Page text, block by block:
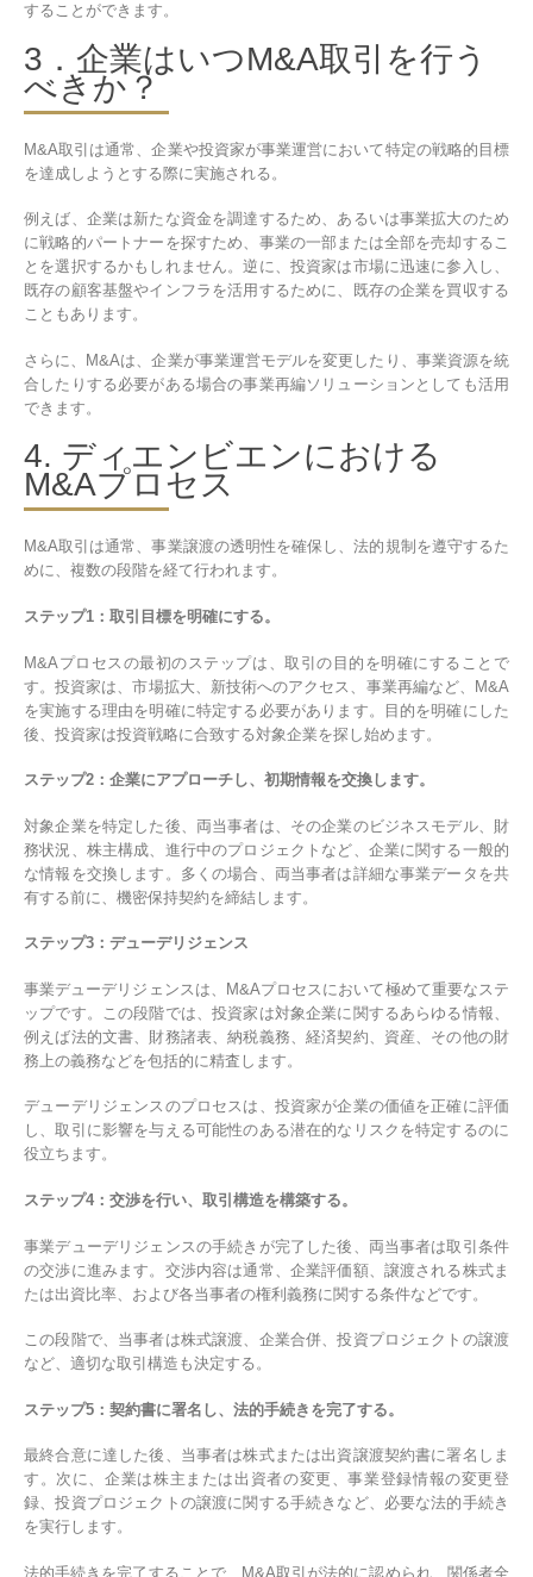
することができます。
3．企業はいつM&A取引を行う
べきか？
M&A取引は通常、企業や投資家が事業運営において特定の戦略的目標
を達成しようとする際に実施される。
例えば、企業は新たな資金を調達するため、あるいは事業拡大のため
に戦略的パートナーを探すため、事業の一部または全部を売却するこ
とを選択するかもしれません。逆に、投資家は市場に迅速に参入し、
既存の顧客基盤やインフラを活用するために、既存の企業を買収する
こともあります。
さらに、M&Aは、企業が事業運営モデルを変更したり、事業資源を統
合したりする必要がある場合の事業再編ソリューションとしても活用
できます。
4. ディエンビエンにおける
M&Aプロセス
M&A取引は通常、事業譲渡の透明性を確保し、法的規制を遵守するた
めに、複数の段階を経て行われます。
ステップ1：取引目標を明確にする。
M&Aプロセスの最初のステップは、取引の目的を明確にすることで
す。投資家は、市場拡大、新技術へのアクセス、事業再編など、M&A
を実施する理由を明確に特定する必要があります。目的を明確にした
後、投資家は投資戦略に合致する対象企業を探し始めます。
ステップ2：企業にアプローチし、初期情報を交換します。
対象企業を特定した後、両当事者は、その企業のビジネスモデル、財
務状況、株主構成、進行中のプロジェクトなど、企業に関する一般的
な情報を交換します。多くの場合、両当事者は詳細な事業データを共
有する前に、機密保持契約を締結します。
ステップ3：デューデリジェンス
事業デューデリジェンスは、M&Aプロセスにおいて極めて重要なステ
ップです。この段階では、投資家は対象企業に関するあらゆる情報、
例えば法的文書、財務諸表、納税義務、経済契約、資産、その他の財
務上の義務などを包括的に精査します。
デューデリジェンスのプロセスは、投資家が企業の価値を正確に評価
し、取引に影響を与える可能性のある潜在的なリスクを特定するのに
役立ちます。
ステップ4：交渉を行い、取引構造を構築する。
事業デューデリジェンスの手続きが完了した後、両当事者は取引条件
の交渉に進みます。交渉内容は通常、企業評価額、譲渡される株式ま
たは出資比率、および各当事者の権利義務に関する条件などです。
この段階で、当事者は株式譲渡、企業合併、投資プロジェクトの譲渡
など、適切な取引構造も決定する。
ステップ5：契約書に署名し、法的手続きを完了する。
最終合意に達した後、当事者は株式または出資譲渡契約書に署名しま
す。次に、企業は株主または出資者の変更、事業登録情報の変更登
録、投資プロジェクトの譲渡に関する手続きなど、必要な法的手続き
を実行します。
法的手続きを完了することで、M&A取引が法的に認められ、関係者全